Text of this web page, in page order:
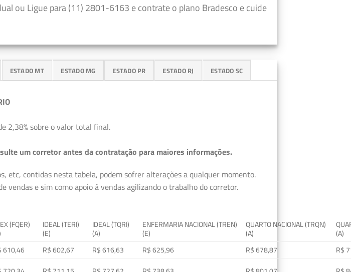
ou Ligue para (11) 2801-6163 e contrate o plano Bradesco e cuide
ESTADO MT ESTADO MG ESTADO PR ESTADO RJ ESTADO SC
2,38% sobre o valor total final.
um corretor antes da contratação para maiores informações.
etc, contidas nesta tabela, podem sofrer alterações a qualquer momento.
e sim como apoio à vendas agilizando o trabalho do corretor.
(FQER)
IDEAL (TERI)
(E)
IDEAL (TQRI)
(A)
ENFERMARIA NACIONAL (TREN)
(E)
QUARTO NACIONAL (TRQN)
(A)
(A)
610,46 R$ 602,67 R$ 616,63 R$ 625,96 R$ 678,87
R$